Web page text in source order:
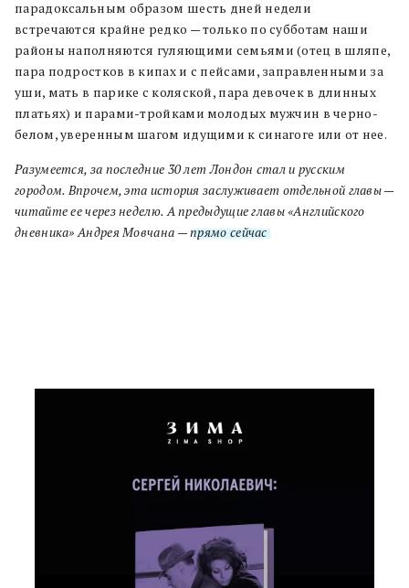
парадоксальным образом шесть дней недели
встречаются крайне редко — только по субботам наши
районы наполняются гуляющими семьями (отец в шляпе,
пара подростков в кипах и с пейсами, заправленными за
уши, мать в парике с коляской, пара девочек в длинных
платьях) и парами-тройками молодых мужчин в черно-
белом, уверенным шагом идущими к синагоге или от нее.
Разумеется, за последние 30 лет Лондон стал и русским
городом. Впрочем, эта история заслуживает отдельной главы —
читайте ее через неделю. А предыдущие главы «Английского
дневника» Андрея Мовчана —прямо сейчас.